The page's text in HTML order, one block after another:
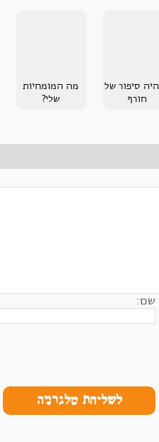
סיפור של
חורף
מה המומחיות
שלי?
שם:
לשליחת טלגרמה